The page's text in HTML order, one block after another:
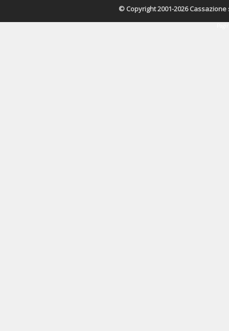
© Copyright 2001-2026 Cassazione